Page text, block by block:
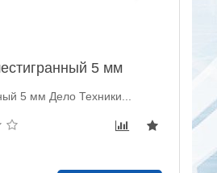
5 мм
5 мм Дело Техники...